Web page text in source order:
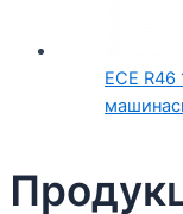
ECE